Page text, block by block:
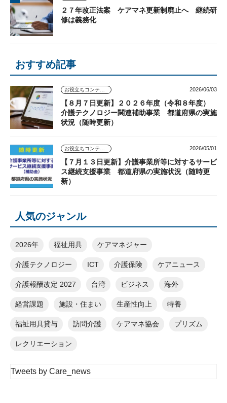
２７年改正法案 ケアマネ更新制廃止へ 継続研
修は義務化
おすすめ記事
2026/06/03
【８月７日更新】２０２６年度（令和８年度）
介護テクノロジー関連補助事業 都道府県の実施
状況（随時更新）
2026/05/01
【７月１３日更新】介護事業所等に対するサービ
ス継続支援事業 都道府県の実施状況（随時更
新）
人気のジャンル
2026年 福祉用具 ケアマネジャー
介護テクノロジー ICT 介護保険 ケアニュース
介護報酬改定 2027 台湾 ビジネス 海外
経営課題 施設・住まい 生産性向上 特養
福祉用具貸与 訪問介護 ケアマネ協会 プリズム
レクリエーション
Tweets by Care_news